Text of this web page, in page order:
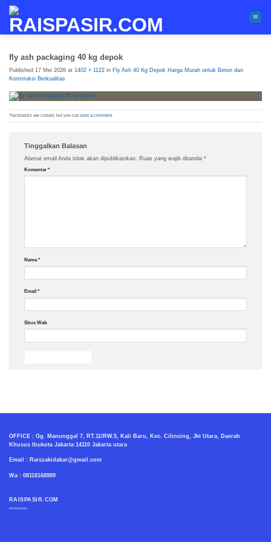
content
fly ash packaging 40 kg depok
Published 17 Mei 2026 at 1402 × 1122 in Fly Ash 40 Kg Depok Harga Murah untuk Beton dan
Konstruksi Berkualitas
Trackbacks are closed, but you can post a comment.
Tinggalkan Balasan
Alamat email Anda tidak akan dipublikasikan. Ruas yang wajib ditandai *
Komentar *
Nama*
Email *
Situs Web
OFFICE : Gg. Manunggal 7, RT.11/RW.5, Kali Baru, Kec. Cilincing, Jkt Utara, Daerah
Khusus Ibukota Jakarta 14110 Jakarta utara
Email : Raiszakidakar@gmail.com
Wa : 08118168989
RAISPASIR.COM